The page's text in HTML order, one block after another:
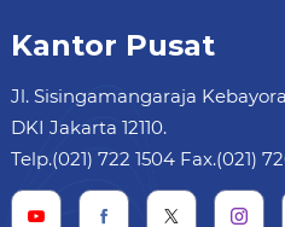
Kantor Pusat
Jl. Sisingamangaraja
DKI Jakarta 12110.
Telp.(021) 722 1504 Fax.(021)